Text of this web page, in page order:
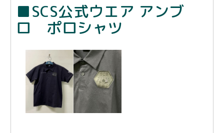
■SCS公式ウエア アンブ
ロ ポロシャツ